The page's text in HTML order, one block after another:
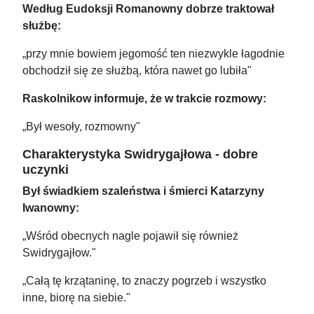
Według Eudoksji Romanowny dobrze traktował
służbę:
„przy mnie bowiem jegomość ten niezwykle łagodnie
obchodził się ze służbą, która nawet go lubiła"
Raskolnikow informuje, że w trakcie rozmowy:
„Był wesoły, rozmowny"
Charakterystyka Swidrygajłowa - dobre
uczynki
Był świadkiem szaleństwa i śmierci Katarzyny
Iwanowny:
„Wśród obecnych nagle pojawił się również
Swidrygajłow."
„Całą tę krzątaninę, to znaczy pogrzeb i wszystko
inne, biorę na siebie."